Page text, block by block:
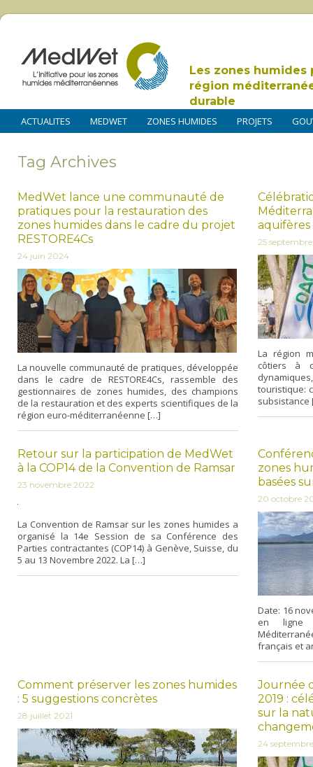
Les zones humides
région
durable
ACTUALITES MEDWET ZONES HUMIDES PROJETS
Tag Archives
MedWet lance une communauté de
pratiques pour la restauration des
zones humides dans le cadre du projet
RESTORE4Cs
24 juin 2024
La nouvelle communauté de pratiques, développée
dans le cadre de RESTORE4Cs, rassemble des
gestionnaires de zones humides, des champions
de la restauration et des experts scientifiques de la
région euro-méditerranéenne […]
aquifères
25
La région
côtiers à
touristique:
Retour sur la participation de MedWet
à la COP14 de la Convention de Ramsar
23 novembre 2022
La Convention de Ramsar sur les zones humides a
organisé la 14e Session de sa Conférence des
Parties contractantes (COP14) à Genève, Suisse, du
5 au 13 Novembre 2022. La […]
zones
basées
20 octobre
Date: 16
en ligne
français et
Comment préserver les zones humides
: 5 suggestions concrètes
28 juillet 2021
Journée
2019 :
sur la
24